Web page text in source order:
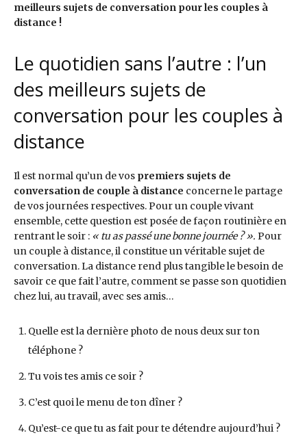
meilleurs sujets de conversation pour les couples à
distance !
Le quotidien sans l’autre : l’un
des meilleurs sujets de
conversation pour les couples à
distance
Il est normal qu’un de vos premiers sujets de
conversation de couple à distance concerne le partage
de vos journées respectives. Pour un couple vivant
ensemble, cette question est posée de façon routinière en
rentrant le soir : « tu as passé une bonne journée ? ». Pour
un couple à distance, il constitue un véritable sujet de
conversation. La distance rend plus tangible le besoin de
savoir ce que fait l’autre, comment se passe son quotidien
chez lui, au travail, avec ses amis…
Quelle est la dernière photo de nous deux sur ton
téléphone ?
Tu vois tes amis ce soir ?
C’est quoi le menu de ton dîner ?
Qu’est-ce que tu as fait pour te détendre aujourd’hui ?